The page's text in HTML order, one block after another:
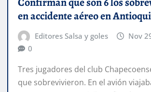
en accidente aéreo en
Editores Salsa y goles
Nov
0
Tres jugadores del club
que sobrevivieron. En el avión